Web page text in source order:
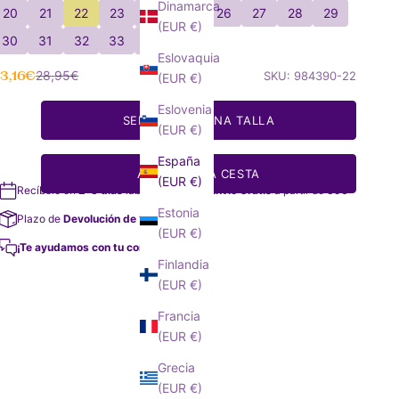
Dinamarca
(EUR €)
Eslovaquia
(EUR €)
Eslovenia
(EUR €)
España
(EUR €)
Estonia
(EUR €)
Finlandia
(EUR €)
Francia
(EUR €)
Grecia
(EUR €)
20 21 22 23 24 25 26 27 28
29
30
31 32 33
de oferta
Precio normal
28,95€ SKU: 984390-22
SELECCIONA UNA TALLA
AÑADIR A LA CESTA
Recíbelo en2-3 díaslaborables Envío Gratisa partir de 35€
Plazo deDevolución de 14 días
¡Te ayudamos con tu compra!